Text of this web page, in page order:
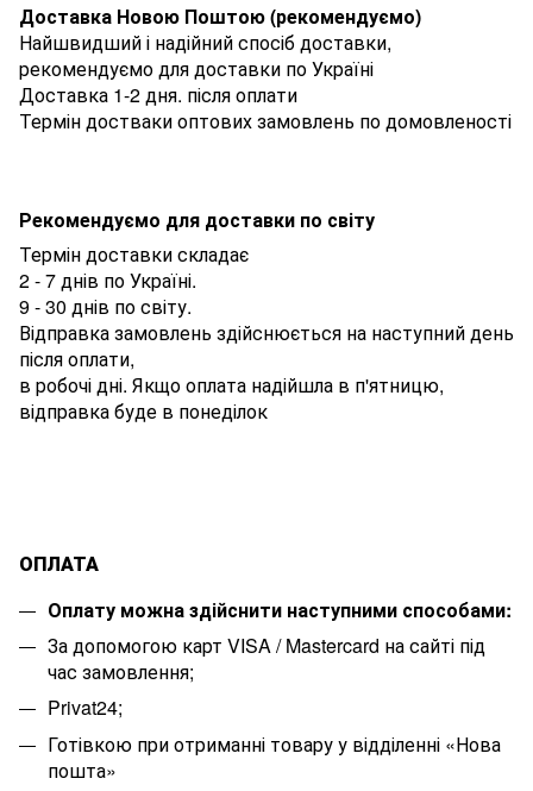
Доставка Новою Поштою (рекомендуємо)
Найшвидший і надійний спосіб доставки,
рекомендуємо для доставки по Україні
Доставка 1-2 дня. після оплати
Термін достваки оптових замовлень по домовленості
Рекомендуємо для доставки по світу
Термін доставки складає
2 - 7 днів по Україні.
9 - 30 днів по світу.
Відправка замовлень здійснюється на наступний день
після оплати,
в робочі дні. Якщо оплата надійшла в п'ятницю,
відправка буде в понеділок
ОПЛАТА
Оплату можна здійснити наступними способами:
За допомогою карт VISA / Mastercard на сайті під
час замовлення;
Privat24;
Готівкою при отриманні товару у відділенні «Нова
пошта»